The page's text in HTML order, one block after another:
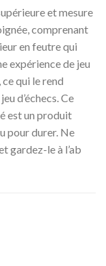
et mesure
comprenant
en feutre qui
expérience de jeu
qui le rend
d’échecs. Ce
est un produit
pour durer. Ne
gardez-le à l’ab